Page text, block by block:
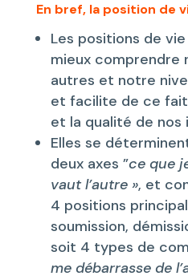
En bref, la position de
Les positions de
mieux comprendre
autres et notre
et facilite de ce
et la qualité de nos
Elles se
deux axes ”ce que
vaut l’autre », et
4 positions
soumission,
soit 4 types de
me débarrasse de